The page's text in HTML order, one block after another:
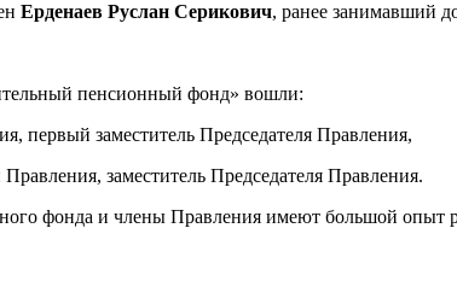
Ерденаев Руслан Серикович, ранее занимавший
пенсионный фонд» вошли:
первый заместитель Председателя Правления,
заместитель Председателя Правления.
фонда и члены Правления имеют большой опыт